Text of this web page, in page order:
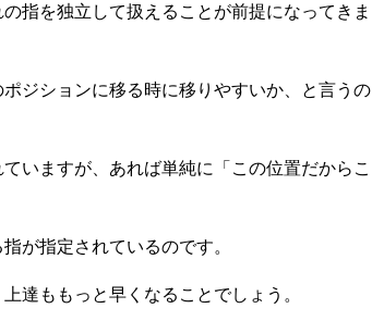
指を独立して扱えることが前提になってきま
ジションに移る時に移りやすいか、と言うの
いますが、あれば単純に「この位置だからこ
が指定されているのです。
達ももっと早くなることでしょう。